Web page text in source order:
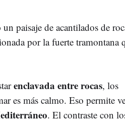
un paisaje de acantilados de
por la fuerte tramontana
enclavada entre rocas, los
es más calmo. Eso permite
. El contraste con